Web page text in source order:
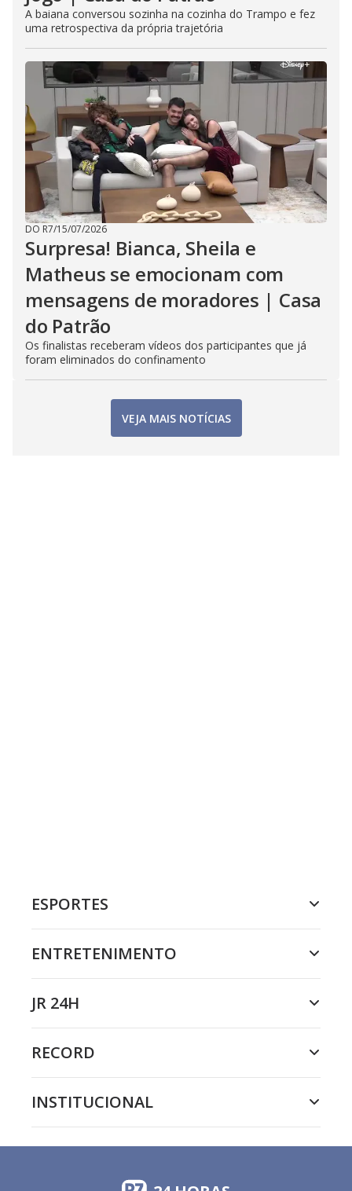
A baiana conversou sozinha na cozinha do Trampo e fez
uma retrospectiva da própria trajetória
DO R7/15/07/2026
Surpresa! Bianca, Sheila e
Matheus se emocionam com
mensagens de moradores | Casa
do Patrão
Os finalistas receberam vídeos dos participantes que já
foram eliminados do confinamento
VEJA MAIS NOTÍCIAS
ESPORTES
ENTRETENIMENTO
JR 24H
RECORD
INSTITUCIONAL